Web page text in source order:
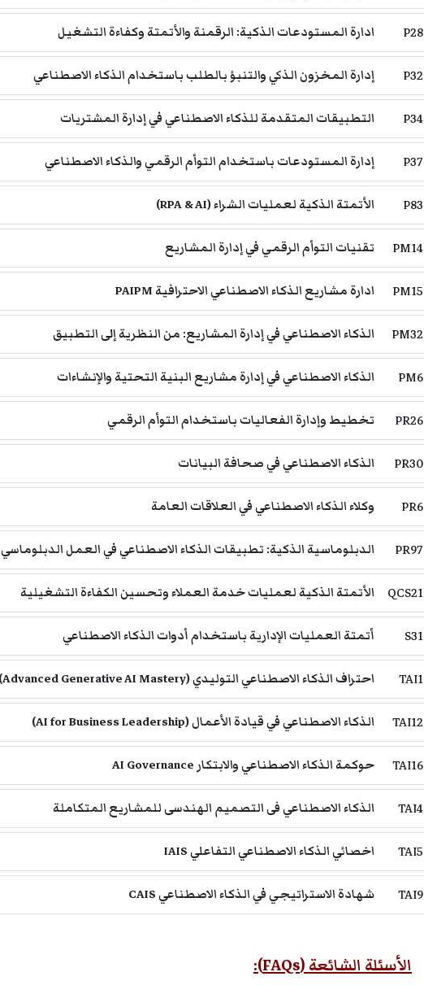
P28 ادارة المستودعات الذكية: الرقمنة والأتمتة وكفاءة التشغيل
P32 إدارة المخزون الذكي والتنبؤ بالطلب باستخدام الذكاء الاصطناعي
P34 التطبيقات المتقدمة للذكاء الاصطناعي في إدارة المشتريات
P37 إدارة المستودعات باستخدام التوأم الرقمي والذكاء الاصطناعي
P83 الأتمتة الذكية لعمليات الشراء (RPA & AI)
PM14 تقنيات التوأم الرقمي في إدارة المشاريع
PM15 ادارة مشاريع الذكاء الاصطناعي الاحترافية PAIPM
PM32 الذكاء الاصطناعي في إدارة المشاريع: من النظرية إلى التطبيق
PM6 الذكاء الاصطناعي في إدارة مشاريع البنية التحتية والإنشاءات
PR26 تخطيط وإدارة الفعاليات باستخدام التوأم الرقمي
PR30 الذكاء الاصطناعي في صحافة البيانات
PR6 وكلاء الذكاء الاصطناعي في العلاقات العامة
PR97 الدبلوماسية الذكية: تطبيقات الذكاء الاصطناعي في العمل الدبلوماسي
QCS21 الأتمتة الذكية لعمليات خدمة العملاء وتحسين الكفاءة التشغيلية
S31 أتمتة العمليات الإدارية باستخدام أدوات الذكاء الاصطناعي
TAI1 احتراف الذكاء الاصطناعي التوليدي (Advanced Generative AI Mastery)
TAI12 الذكاء الاصطناعي في قيادة الأعمال (AI for Business Leadership)
TAI16 حوكمة الذكاء الاصطناعي والابتكار AI Governance
TAI4 الذكاء الاصطناعي فى التصميم الهندسى للمشاريع المتكاملة
TAI5 اخصائي الذكاء الاصطناعي التفاعلي IAIS
TAI9 شهادة الاستراتيجي في الذكاء الاصطناعي CAIS
الأسئلة الشائعة (FAQs):